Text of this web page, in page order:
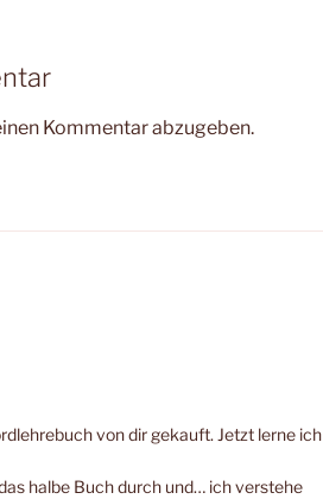
Kommentar abzugeben.
von dir gekauft. Jetzt lerne ich
halbe Buch durch und… ich verstehe